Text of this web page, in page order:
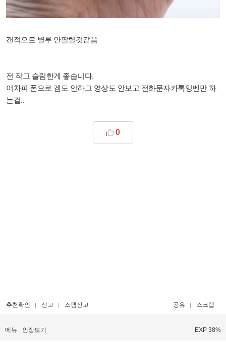
갠적으로 별루 안팔릴것같음
전 작고 슬림한게 좋습니다.
어차피 폰으로 겜도 안하고 영상도 안보고 전화문자카톡잉벤만 하
는걸..
0
추천확인 신고 스팸신고 공유 스크랩
메뉴 인장보기 EXP 38%